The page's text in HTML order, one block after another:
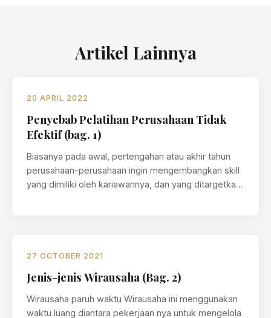
Artikel Lainnya
20 APRIL 2022
Penyebab Pelatihan Perusahaan Tidak
Efektif (bag. 1)
Biasanya pada awal, pertengahan atau akhir tahun
perusahaan-perusahaan ingin mengembangkan skill
yang dimiliki oleh kariawannya, dan yang ditargetkan
27 OCTOBER 2021
Wirausaha paruh waktu Wirausaha ini menggunakan
waktu luang diantara pekerjaan nya untuk mengelola